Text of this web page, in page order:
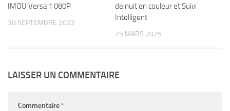
IMOU Versa 1 080P
30 SEPTEMBRE 2022
de nuit en couleur et Suivi
Intelligent
25 MARS 2025
LAISSER UN COMMENTAIRE
Commentaire*